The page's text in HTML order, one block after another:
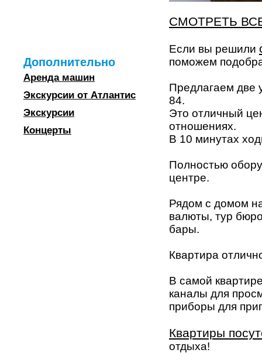
Дополнительно
Аренда машин
Экскурсии от Атлантис
Экскурсии
Концерты
СМОТРЕТЬ
Если вы решили
поможем
Предлагаем две
84.
Это отличный
отношениях.
В 10 минутах
Полностью
центре.
Рядом с домом
валюты, тур
бары.
Квартира
В самой
каналы для
приборы для
Квартиры
отдыха!